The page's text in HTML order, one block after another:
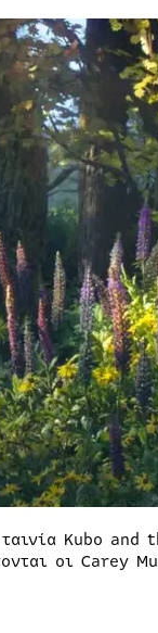
Kubo
οι Carey